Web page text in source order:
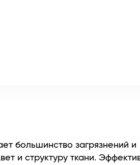
большинство загрязнений и
и структуру ткани.